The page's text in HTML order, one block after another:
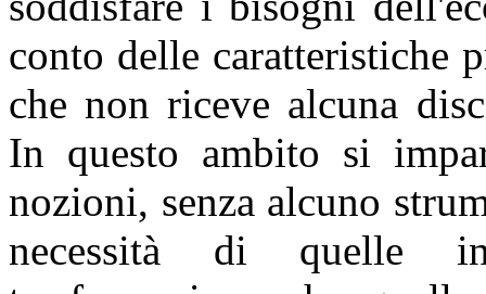
conto delle caratteristiche
che non riceve alcuna
In questo ambito si
nozioni, senza alcuno
necessità di quelle